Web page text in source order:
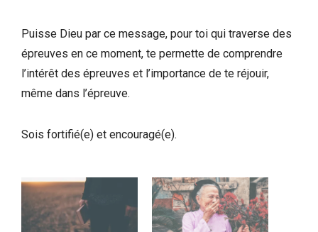
Puisse Dieu par ce message, pour toi qui traverse des
épreuves en ce moment, te permette de comprendre
l’intérêt des épreuves et l’importance de te réjouir,
même dans l’épreuve.
Sois fortifié(e) et encouragé(e).